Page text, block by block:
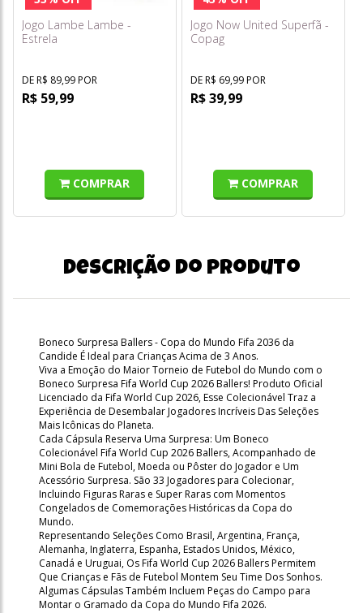
Jogo Lambe Lambe -
Estrela
DE R$ 89,99 POR
R$ 59,99
COMPRAR
Jogo Now United Superfã -
Copag
DE R$ 69,99 POR
R$ 39,99
COMPRAR
Descrição do produto
Boneco Surpresa Ballers - Copa do Mundo Fifa 2036 da
Candide É Ideal para Crianças Acima de 3 Anos.
Viva a Emoção do Maior Torneio de Futebol do Mundo com o
Boneco Surpresa Fifa World Cup 2026 Ballers! Produto Oficial
Licenciado da Fifa World Cup 2026, Esse Colecionável Traz a
Experiência de Desembalar Jogadores Incríveis Das Seleções
Mais Icônicas do Planeta.
Cada Cápsula Reserva Uma Surpresa: Um Boneco
Colecionável Fifa World Cup 2026 Ballers, Acompanhado de
Mini Bola de Futebol, Moeda ou Pôster do Jogador e Um
Acessório Surpresa. São 33 Jogadores para Colecionar,
Incluindo Figuras Raras e Super Raras com Momentos
Congelados de Comemorações Históricas da Copa do
Mundo.
Representando Seleções Como Brasil, Argentina, França,
Alemanha, Inglaterra, Espanha, Estados Unidos, México,
Canadá e Uruguai, Os Fifa World Cup 2026 Ballers Permitem
Que Crianças e Fãs de Futebol Montem Seu Time Dos Sonhos.
Algumas Cápsulas Também Incluem Peças do Campo para
Montar o Gramado da Copa do Mundo Fifa 2026.